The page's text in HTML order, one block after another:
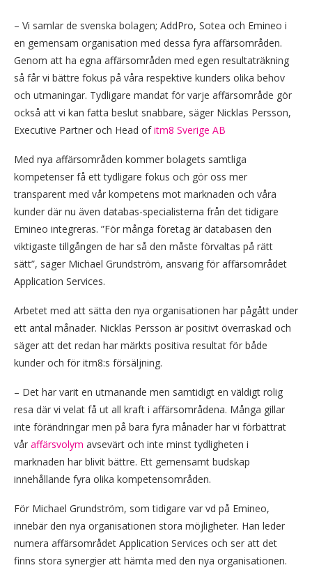
– Vi samlar de svenska bolagen; AddPro, Sotea och Emineo i
en gemensam organisation med dessa fyra affärsområden.
Genom att ha egna affärsområden med egen resultaträkning
så får vi bättre fokus på våra respektive kunders olika behov
och utmaningar. Tydligare mandat för varje affärsområde gör
också att vi kan fatta beslut snabbare, säger Nicklas Persson,
Executive Partner och Head ofitm8 Sverige AB
Med nya affärsområden kommer bolagets samtliga
kompetenser få ett tydligare fokus och gör oss mer
transparent med vår kompetens mot marknaden och våra
kunder där nu även databas-specialisterna från det tidigare
Emineo integreras. ”För många företag är databasen den
viktigaste tillgången de har så den måste förvaltas på rätt
sätt”, säger Michael Grundström, ansvarig för affärsområdet
Application Services.
Arbetet med att sätta den nya organisationen har pågått under
ett antal månader. Nicklas Persson är positivt överraskad och
säger att det redan har märkts positiva resultat för både
kunder och för itm8:s försäljning.
– Det har varit en utmanande men samtidigt en väldigt rolig
resa där vi velat få ut all kraft i affärsområdena. Många gillar
inte förändringar men på bara fyra månader har vi förbättrat
vår affärsvolym avsevärt och inte minst tydligheten i
marknaden har blivit bättre. Ett gemensamt budskap
innehållande fyra olika kompetensområden.
För Michael Grundström, som tidigare var vd på Emineo,
innebär den nya organisationen stora möjligheter. Han leder
numera affärsområdet Application Services och ser att det
finns stora synergier att hämta med den nya organisationen.